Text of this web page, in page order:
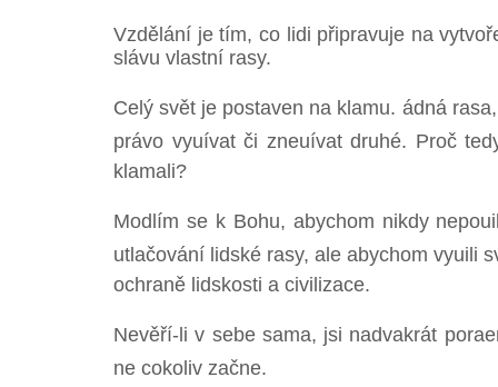
Vzdělání je tím, co lidi připravuje na
slávu vlastní rasy.
Celý svět je postaven na klamu. ádná
právo vyuívat či zneuívat druhé. Proč
klamali?
Modlím se k Bohu, abychom nikdy
utlačování lidské rasy, ale abychom vyuili
ochraně lidskosti a civilizace.
Nevěří-li v sebe sama, jsi nadvakrát
ne cokoliv začne.